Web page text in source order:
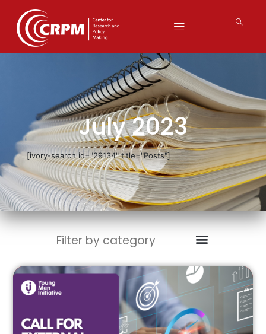
July 2023
[ivory-search id="29134" title="Posts"]
Filter by category